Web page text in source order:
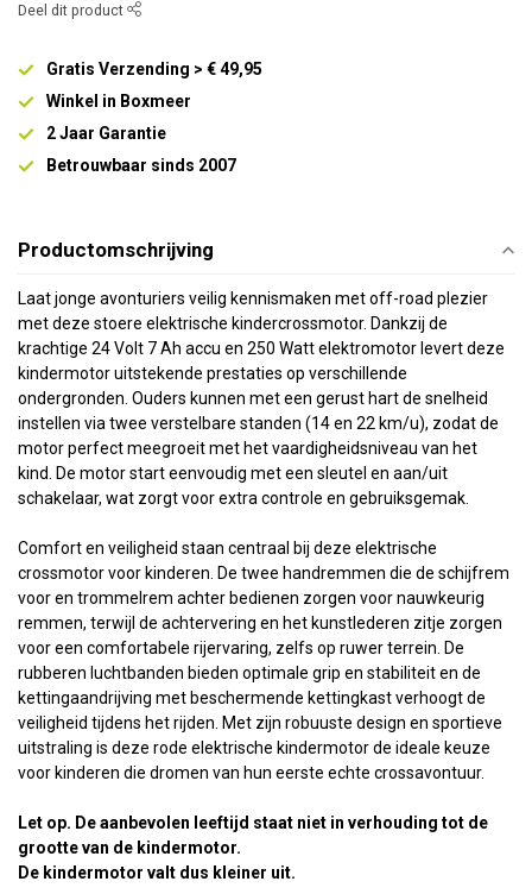
Deel dit product
Gratis Verzending > € 49,95
Winkel in Boxmeer
2 Jaar Garantie
Betrouwbaar sinds 2007
Productomschrijving
Laat jonge avonturiers veilig kennismaken met off-road plezier
met deze stoere elektrische kindercrossmotor. Dankzij de
krachtige 24 Volt 7 Ah accu en 250 Watt elektromotor levert deze
kindermotor uitstekende prestaties op verschillende
ondergronden. Ouders kunnen met een gerust hart de snelheid
instellen via twee verstelbare standen (14 en 22 km/u), zodat de
motor perfect meegroeit met het vaardigheidsniveau van het
kind. De motor start eenvoudig met een sleutel en aan/uit
schakelaar, wat zorgt voor extra controle en gebruiksgemak.
Comfort en veiligheid staan centraal bij deze elektrische
crossmotor voor kinderen. De twee handremmen die de schijfrem
voor en trommelrem achter bedienen zorgen voor nauwkeurig
remmen, terwijl de achtervering en het kunstlederen zitje zorgen
voor een comfortabele rijervaring, zelfs op ruwer terrein. De
rubberen luchtbanden bieden optimale grip en stabiliteit en de
kettingaandrijving met beschermende kettingkast verhoogt de
veiligheid tijdens het rijden. Met zijn robuuste design en sportieve
uitstraling is deze rode elektrische kindermotor de ideale keuze
voor kinderen die dromen van hun eerste echte crossavontuur.
Let op. De aanbevolen leeftijd staat niet in verhouding tot de
grootte van de kindermotor.
De kindermotor valt dus kleiner uit.